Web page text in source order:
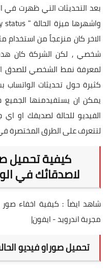
بعد التحديثات التي ظهرت في
الاخر كان منزعجاً من استخدام
شخصي , لكن الشركة كان
لمعرفة نمط الشخصي للصدق
كثيرة حول تحديثات
يمكن ان يستفيدمنها
الفيديو للحالة لصديقك او
لتتعرف على الطرق المختصرة
كيفية تحميل
لاصدقائك في
شاهد ايضاً : كيفية اخفاء
مجربة اندرويد - ايفون|
تحميل صوراو فيديو